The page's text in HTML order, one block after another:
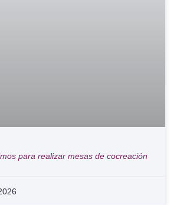
para realizar mesas de cocreación